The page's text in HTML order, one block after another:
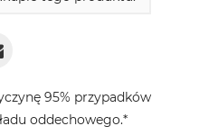
95% przypadków
oddechowego.*